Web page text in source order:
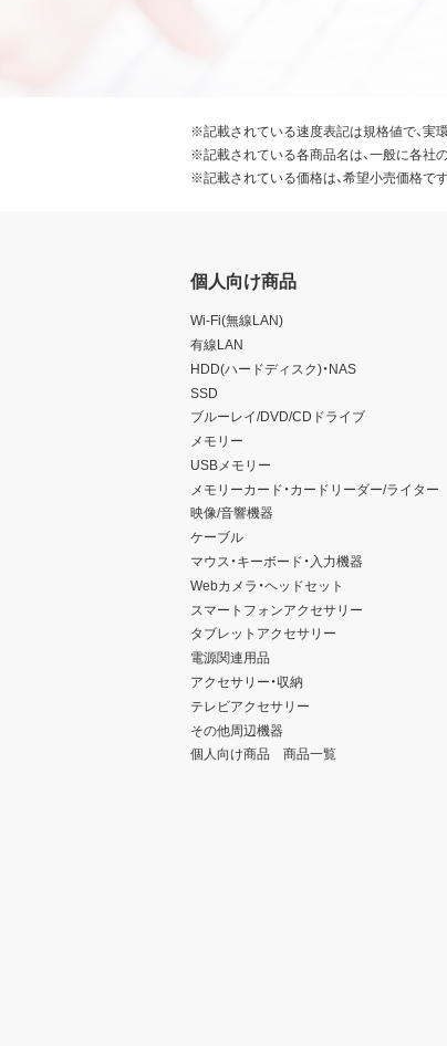
※記載されている速度表記は規格値で、実
※記載されている各商品名は、一般に各社
※記載されている価格は、希望小売価格です
個人向け商品
Wi-Fi(無線LAN)
有線LAN
HDD(ハードディスク)・NAS
SSD
ブルーレイ/DVD/CDドライブ
メモリー
USBメモリー
メモリーカード・カードリーダー/ライター
映像/音響機器
ケーブル
マウス・キーボード・入力機器
Webカメラ・ヘッドセット
スマートフォンアクセサリー
タブレットアクセサリー
電源関連用品
アクセサリー・収納
テレビアクセサリー
その他周辺機器
個人向け商品 商品一覧